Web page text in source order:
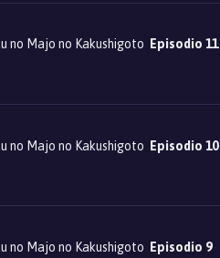
no Majo no Kakushigoto Episodio 11
no Majo no Kakushigoto Episodio 10
no Majo no Kakushigoto Episodio 9